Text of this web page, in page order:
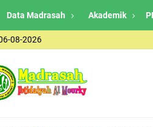
Data Madrasah Akademik
08-2026